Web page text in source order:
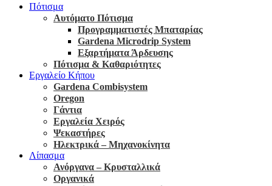
Πότισμα
Αυτόματο Πότισμα
Προγραμματιστές Μπαταρίας
Gardena Microdrip System
Εξαρτήματα Άρδευσης
Πότισμα & Καθαριότητες
Εργαλείο Κήπου
Gardena Combisystem
Oregon
Γάντια
Εργαλεία Χειρός
Ψεκαστήρες
Ηλεκτρικά – Μηχανοκίνητα
Λίπασμα
Ανόργανα – Κρυσταλλικά
Οργανικά